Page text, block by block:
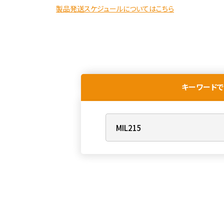
製品発送スケジュールについてはこちら
キーワード